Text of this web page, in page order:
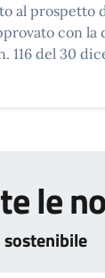
al prospetto
con la
116 del 30
le